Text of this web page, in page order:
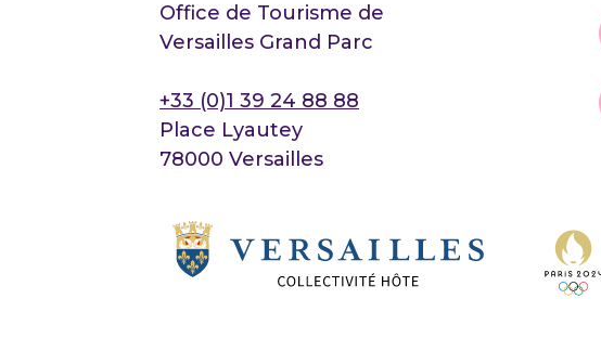
Office de Tourisme de
Versailles Grand Parc
+33 (0)1 39 24 88 88
Place Lyautey
78000 Versailles